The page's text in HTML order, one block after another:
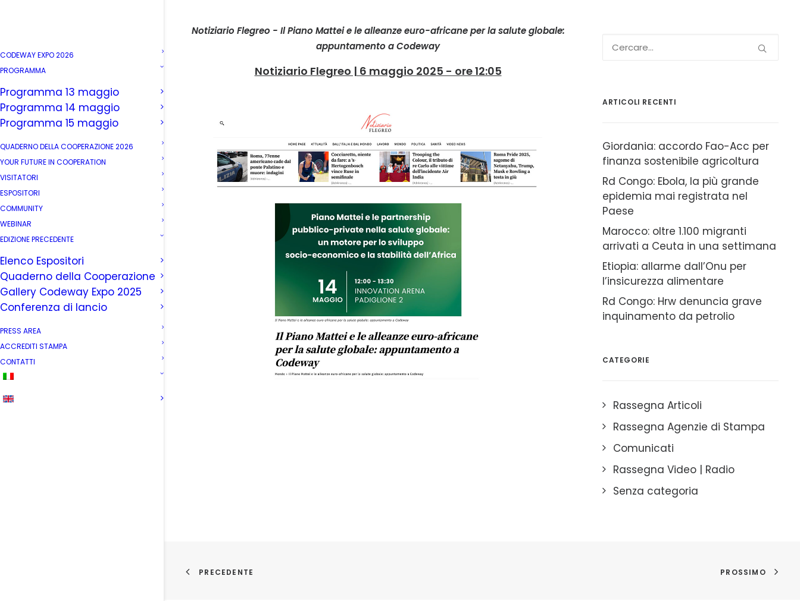
CODEWAY EXPO 2026
PROGRAMMA
Programma 13 maggio
Programma 14 maggio
Programma 15 maggio
QUADERNO DELLA COOPERAZIONE 2026
YOUR FUTURE IN COOPERATION
VISITATORI
ESPOSITORI
COMMUNITY
WEBINAR
EDIZIONE PRECEDENTE
Elenco Espositori
Quaderno della Cooperazione
Gallery Codeway Expo 2025
Conferenza di lancio
PRESS AREA
ACCREDITI STAMPA
CONTATTI
Notiziario Flegreo - Il Piano Mattei e le alleanze euro-africane per la salute globale:
appuntamento a Codeway
Notiziario Flegreo | 6 maggio 2025 - ore 12:05
ARTICOLI RECENTI
Giordania: accordo Fao-Acc per
finanza sostenibile agricoltura
Rd Congo: Ebola, la più grande
epidemia mai registrata nel
Paese
Marocco: oltre 1.100 migranti
arrivati a Ceuta in una settimana
Etiopia: allarme dall’Onu per
l’insicurezza alimentare
Rd Congo: Hrw denuncia grave
inquinamento da petrolio
CATEGORIE
Rassegna Articoli
Rassegna Agenzie di Stampa
Comunicati
Rassegna Video | Radio
Senza categoria
PRECEDENTE PROSSIMO